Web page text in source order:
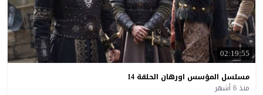
02:19:55
مسلسل المؤسس اورهان الحلقة 14
منذ 6 أشهر